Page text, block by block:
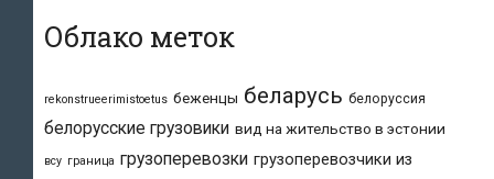
Облако меток
rekonstrueerimistoetus беженцы беларусь белоруссия
белорусские грузовики вид на жительство в эстонии
всу граница грузоперевозки грузоперевозчики из